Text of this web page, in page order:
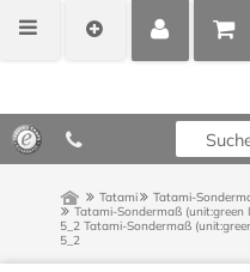
MEIN
Tatami
Tatami-
Tatami-Sondermaß (unit:green
5_2 Tatami-Sondermaß
5_2